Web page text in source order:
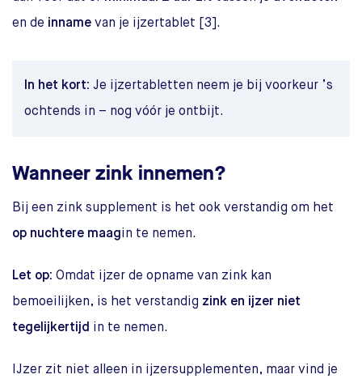
en de inname van je ijzertablet [3].
In het kort: Je ijzertabletten neem je bij voorkeur ’s
ochtends in – nog vóór je ontbijt.
Wanneer zink innemen?
Bij een zink supplement is het ook verstandig om het
op nuchtere maagin te nemen.
Let op: Omdat ijzer de opname van zink kan
bemoeilijken, is het verstandig zink en ijzer niet
tegelijkertijd in te nemen.
IJzer zit niet alleen in ijzersupplementen, maar vind je